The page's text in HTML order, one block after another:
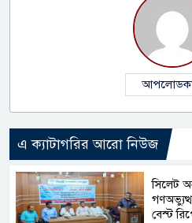
এ ক্যাটাগরির আরো নিউজ
সিলেট
বেস্ট